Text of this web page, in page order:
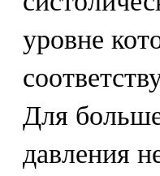
уровне
Для
давления